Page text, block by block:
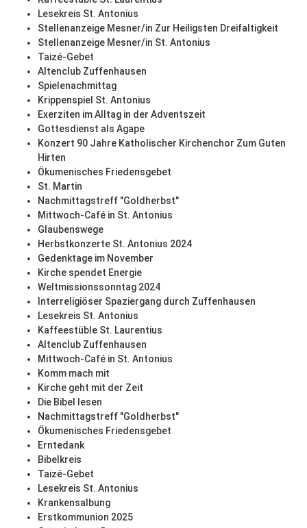
Lesekreis St. Antonius
Stellenanzeige Mesner/in Zur Heiligsten Dreifaltigkeit
Stellenanzeige Mesner/in St. Antonius
Taizé-Gebet
Altenclub Zuffenhausen
Spielenachmittag
Krippenspiel St. Antonius
Exerziten im Alltag in der Adventszeit
Gottesdienst als Agape
Konzert 90 Jahre Katholischer Kirchenchor Zum Guten
Hirten
Ökumenisches Friedensgebet
St. Martin
Nachmittagstreff "Goldherbst"
Mittwoch-Café in St. Antonius
Glaubenswege
Herbstkonzerte St. Antonius 2024
Gedenktage im November
Kirche spendet Energie
Weltmissionssonntag 2024
Interreligiöser Spaziergang durch Zuffenhausen
Lesekreis St. Antonius
Kaffeestüble St. Laurentius
Altenclub Zuffenhausen
Mittwoch-Café in St. Antonius
Komm mach mit
Kirche geht mit der Zeit
Die Bibel lesen
Nachmittagstreff "Goldherbst"
Ökumenisches Friedensgebet
Erntedank
Bibelkreis
Taizé-Gebet
Lesekreis St. Antonius
Krankensalbung
Erstkommunion 2025